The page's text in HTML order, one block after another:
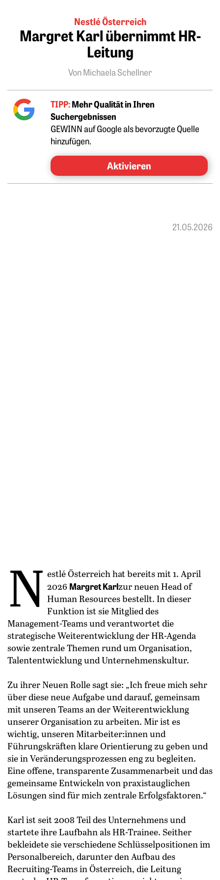
Nestlé Österreich
Margret Karl übernimmt HR-
Leitung
Von Michaela Schellner
TIPP:Mehr Qualität in Ihren
Suchergebnissen
GEWINN auf Google als bevorzugte Quelle
hinzufügen.
Aktivieren
21.05.2026
N estlé Österreich hat bereits mit 1. April
2026 Margret Karlzur neuen Head of
Human Resources bestellt. In dieser
Funktion ist sie Mitglied des
Management-Teams und verantwortet die
strategische Weiterentwicklung der HR-Agenda
sowie zentrale Themen rund um Organisation,
Talententwicklung und Unternehmenskultur.
Zu ihrer Neuen Rolle sagt sie: „Ich freue mich sehr
über diese neue Aufgabe und darauf, gemeinsam
mit unseren Teams an der Weiterentwicklung
unserer Organisation zu arbeiten. Mir ist es
wichtig, unseren Mitarbeiter:innen und
Führungskräften klare Orientierung zu geben und
sie in Veränderungsprozessen eng zu begleiten.
Eine offene, transparente Zusammenarbeit und das
gemeinsame Entwickeln von praxistauglichen
Lösungen sind für mich zentrale Erfolgsfaktoren.“
Karl ist seit 2008 Teil des Unternehmens und
startete ihre Laufbahn als HR-Trainee. Seither
bekleidete sie verschiedene Schlüsselpositionen im
Personalbereich, darunter den Aufbau des
Recruiting-Teams in Österreich, die Leitung